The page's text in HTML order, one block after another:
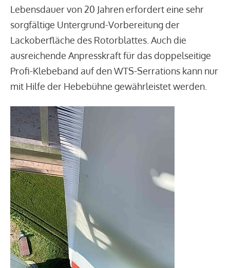
Lebensdauer von 20 Jahren erfordert eine sehr
sorgfältige Untergrund-Vorbereitung der
Lackoberfläche des Rotorblattes. Auch die
ausreichende Anpresskraft für das doppelseitige
Profi-Klebeband auf den WTS-Serrations kann nur
mit Hilfe der Hebebühne gewährleistet werden.